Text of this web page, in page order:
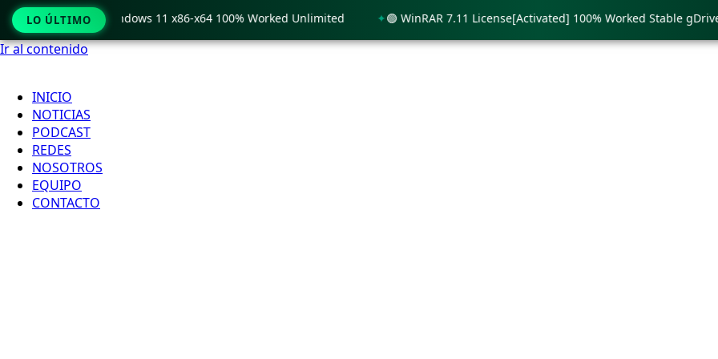
Ir al contenido
INICIO
NOTICIAS
PODCAST
REDES
NOSOTROS
EQUIPO
CONTACTO
LO ÚLTIMO
Crack only Windows 11 x86-x64 100% Worked Unlimited 🟢 WinRAR 7.11 License[Activated] 100% Worked Stable gDrive